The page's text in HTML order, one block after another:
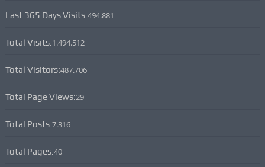
Last 365 Days Visits:494.881
Total Visits:1.494.512
Total Visitors:487.706
Total Page Views:29
Total Posts:7.316
Total Pages:40